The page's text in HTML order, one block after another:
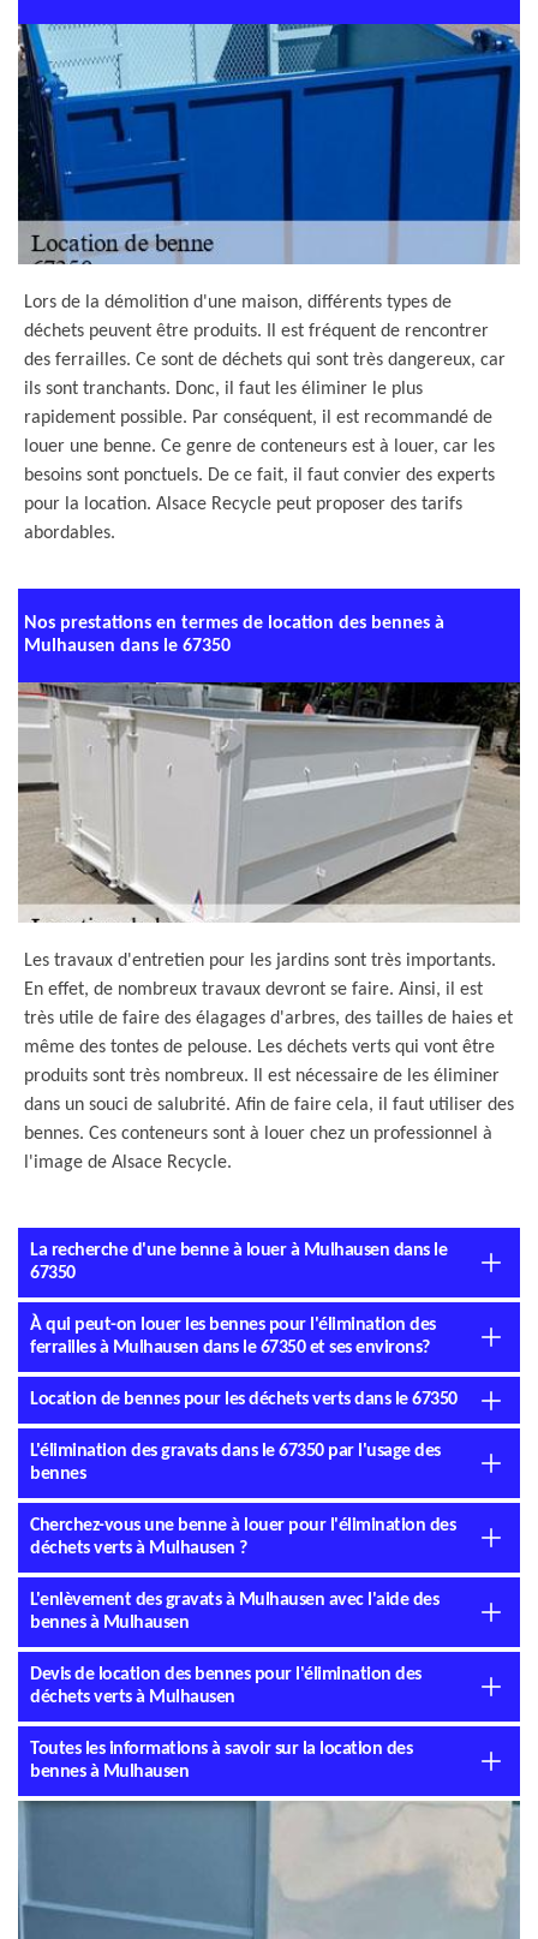
Lors de la démolition d'une maison, différents types de
déchets peuvent être produits. Il est fréquent de rencontrer
des ferrailles. Ce sont de déchets qui sont très dangereux, car
ils sont tranchants. Donc, il faut les éliminer le plus
rapidement possible. Par conséquent, il est recommandé de
louer une benne. Ce genre de conteneurs est à louer, car les
besoins sont ponctuels. De ce fait, il faut convier des experts
pour la location. Alsace Recycle peut proposer des tarifs
abordables.
Nos prestations en termes de location des bennes à
Mulhausen dans le 67350
Les travaux d'entretien pour les jardins sont très importants.
En effet, de nombreux travaux devront se faire. Ainsi, il est
très utile de faire des élagages d'arbres, des tailles de haies et
même des tontes de pelouse. Les déchets verts qui vont être
produits sont très nombreux. Il est nécessaire de les éliminer
dans un souci de salubrité. Afin de faire cela, il faut utiliser des
bennes. Ces conteneurs sont à louer chez un professionnel à
l'image de Alsace Recycle.
La recherche d'une benne à louer à Mulhausen dans le
67350
À qui peut-on louer les bennes pour l'élimination des
ferrailles à Mulhausen dans le 67350 et ses environs?
Location de bennes pour les déchets verts dans le 67350
L'élimination des gravats dans le 67350 par l'usage des
bennes
Cherchez-vous une benne à louer pour l'élimination des
déchets verts à Mulhausen ?
L'enlèvement des gravats à Mulhausen avec l'aide des
bennes à Mulhausen
Devis de location des bennes pour l'élimination des
déchets verts à Mulhausen
Toutes les informations à savoir sur la location des
bennes à Mulhausen